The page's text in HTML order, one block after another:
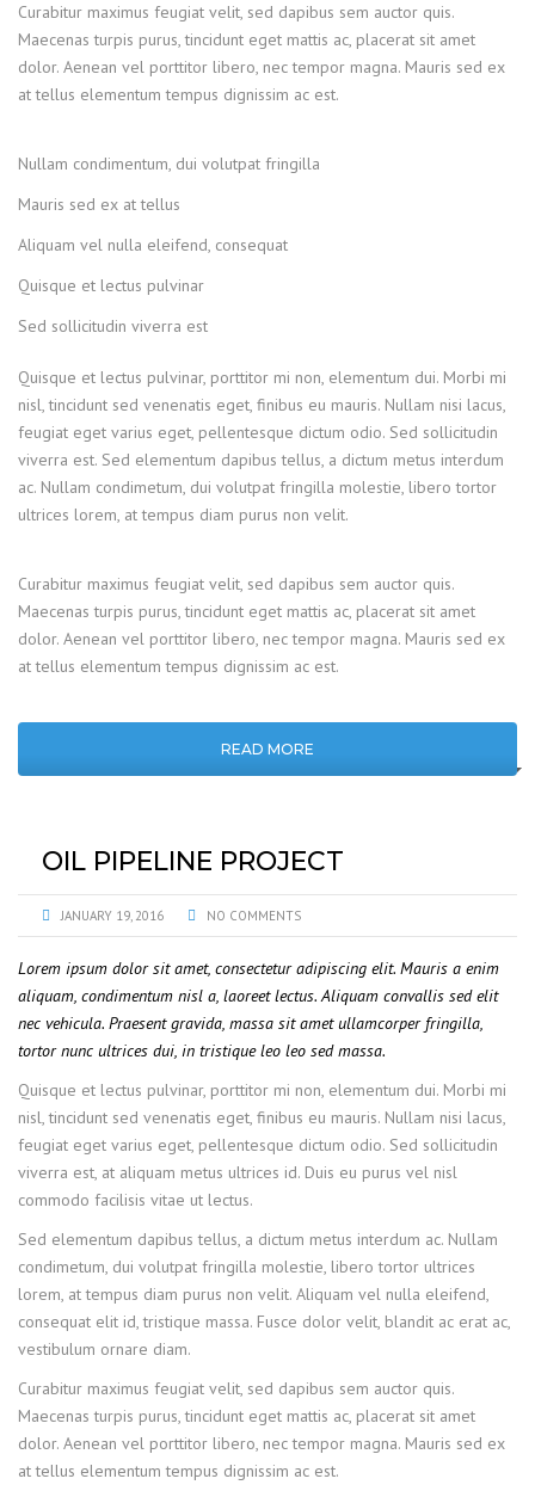
Curabitur maximus feugiat velit, sed dapibus sem auctor quis.
Maecenas turpis purus, tincidunt eget mattis ac, placerat sit amet
dolor. Aenean vel porttitor libero, nec tempor magna. Mauris sed ex
at tellus elementum tempus dignissim ac est.
Nullam condimentum, dui volutpat fringilla
Mauris sed ex at tellus
Aliquam vel nulla eleifend, consequat
Quisque et lectus pulvinar
Sed sollicitudin viverra est
Quisque et lectus pulvinar, porttitor mi non, elementum dui. Morbi mi
nisl, tincidunt sed venenatis eget, finibus eu mauris. Nullam nisi lacus,
feugiat eget varius eget, pellentesque dictum odio. Sed sollicitudin
viverra est. Sed elementum dapibus tellus, a dictum metus interdum
ac. Nullam condimetum, dui volutpat fringilla molestie, libero tortor
ultrices lorem, at tempus diam purus non velit.
Curabitur maximus feugiat velit, sed dapibus sem auctor quis.
Maecenas turpis purus, tincidunt eget mattis ac, placerat sit amet
dolor. Aenean vel porttitor libero, nec tempor magna. Mauris sed ex
at tellus elementum tempus dignissim ac est.
READ MORE
OIL PIPELINE PROJECT
JANUARY 19, 2016 NO COMMENTS
Lorem ipsum dolor sit amet, consectetur adipiscing elit. Mauris a enim
aliquam, condimentum nisl a, laoreet lectus. Aliquam convallis sed elit
nec vehicula. Praesent gravida, massa sit amet ullamcorper fringilla,
tortor nunc ultrices dui, in tristique leo leo sed massa.
Quisque et lectus pulvinar, porttitor mi non, elementum dui. Morbi mi
nisl, tincidunt sed venenatis eget, finibus eu mauris. Nullam nisi lacus,
feugiat eget varius eget, pellentesque dictum odio. Sed sollicitudin
viverra est, at aliquam metus ultrices id. Duis eu purus vel nisl
commodo facilisis vitae ut lectus.
Sed elementum dapibus tellus, a dictum metus interdum ac. Nullam
condimetum, dui volutpat fringilla molestie, libero tortor ultrices
lorem, at tempus diam purus non velit. Aliquam vel nulla eleifend,
consequat elit id, tristique massa. Fusce dolor velit, blandit ac erat ac,
vestibulum ornare diam.
Curabitur maximus feugiat velit, sed dapibus sem auctor quis.
Maecenas turpis purus, tincidunt eget mattis ac, placerat sit amet
dolor. Aenean vel porttitor libero, nec tempor magna. Mauris sed ex
at tellus elementum tempus dignissim ac est.